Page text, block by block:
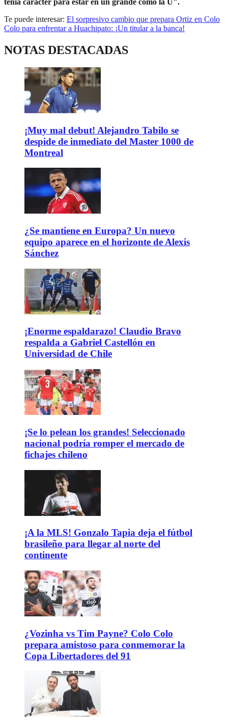
tenía carácter para estar en un grande como la U".
Te puede interesar: El sorpresivo cambio que prepara Ortiz en Colo
Colo para enfrentar a Huachipato: ¡Un titular a la banca!
NOTAS DESTACADAS
¡Muy mal debut! Alejandro Tabilo se
despide de inmediato del Master 1000 de
Montreal
¿Se mantiene en Europa? Un nuevo
equipo aparece en el horizonte de Alexis
Sánchez
¡Enorme espaldarazo! Claudio Bravo
respalda a Gabriel Castellón en
Universidad de Chile
¡Se lo pelean los grandes! Seleccionado
nacional podría romper el mercado de
fichajes chileno
¡A la MLS! Gonzalo Tapia deja el fútbol
brasileño para llegar al norte del
continente
¿Vozinha vs Tim Payne? Colo Colo
prepara amistoso para conmemorar la
Copa Libertadores del 91